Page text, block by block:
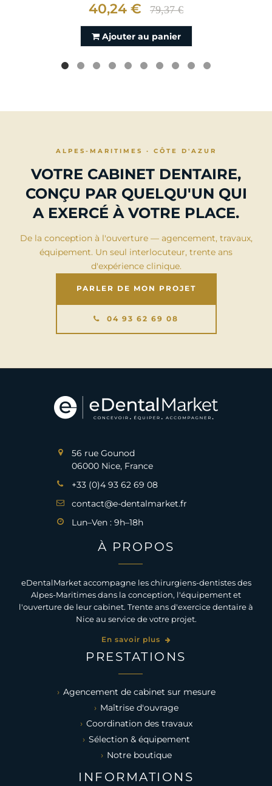
40,24 € 79,37 €
Ajouter au panier
ALPES-MARITIMES · CÔTE D'AZUR
VOTRE CABINET DENTAIRE,
CONÇU PAR QUELQU'UN QUI
A EXERCÉ À VOTRE PLACE.
De la conception à l'ouverture — agencement, travaux,
équipement. Un seul interlocuteur, trente ans
d'expérience clinique.
PARLER DE MON PROJET
04 93 62 69 08
56 rue Gounod
06000 Nice, France
+33 (0)4 93 62 69 08
contact@e-dentalmarket.fr
Lun–Ven : 9h–18h
À PROPOS
eDentalMarket accompagne les chirurgiens-dentistes des
Alpes-Maritimes dans la conception, l'équipement et
l'ouverture de leur cabinet. Trente ans d'exercice dentaire à
Nice au service de votre projet.
En savoir plus
PRESTATIONS
Agencement de cabinet sur mesure
Maîtrise d'ouvrage
Coordination des travaux
Sélection & équipement
Notre boutique
INFORMATIONS